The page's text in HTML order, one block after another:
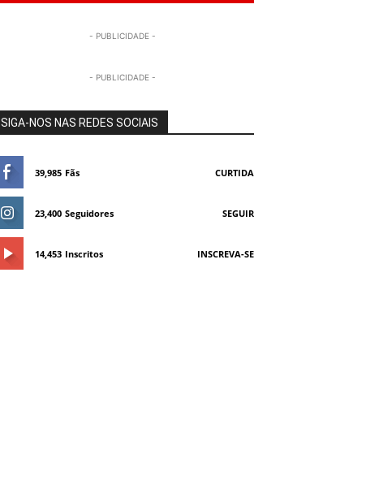
- PUBLICIDADE -
- PUBLICIDADE -
SIGA-NOS NAS REDES SOCIAIS
39,985 Fãs CURTIDA
23,400 Seguidores SEGUIR
14,453 Inscritos INSCREVA-SE